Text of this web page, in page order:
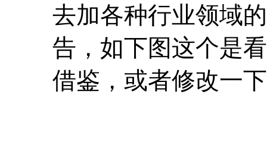
去加各种行业领域
告，如下图这个是
借鉴，或者修改一